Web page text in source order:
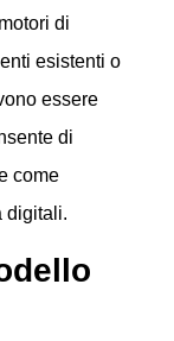
di
esistenti o
essere
di
come
digitali.